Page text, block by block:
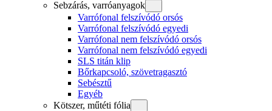
Sebzárás, varróanyagok
Varrófonal felszívódó orsós
Varrófonal felszívódó egyedi
Varrófonal nem felszívódó orsós
Varrófonal nem felszívódó egyedi
SLS titán klip
Bőrkapcsoló, szövetragasztó
Sebésztű
Egyéb
Kötszer, műtéti fólia